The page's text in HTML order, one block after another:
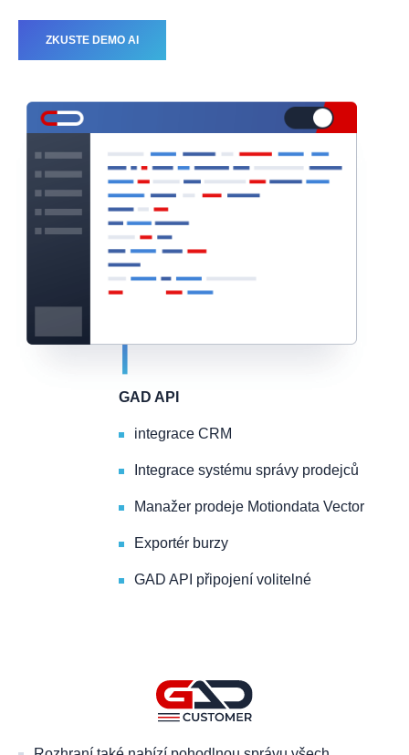
ZKUSTE DEMO AI
GAD API
integrace CRM
Integrace systému správy prodejců
Manažer prodeje Motiondata Vector
Exportér burzy
GAD API připojení volitelné